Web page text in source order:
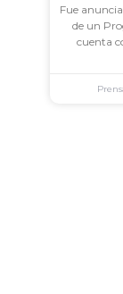
Fue
de un
cuenta